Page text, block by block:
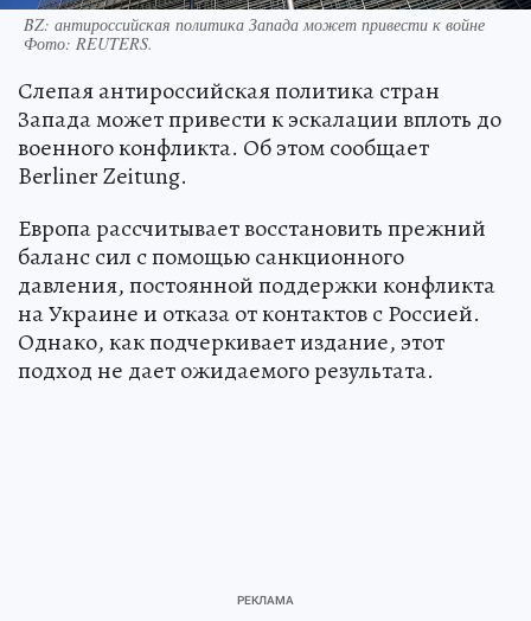
BZ: антироссийская политика Запада может привести к войне
Фото: REUTERS.
Слепая антироссийская политика стран
Запада может привести к эскалации вплоть до
военного конфликта. Об этом сообщает
Berliner Zeitung.
Европа рассчитывает восстановить прежний
баланс сил с помощью санкционного
давления, постоянной поддержки конфликта
на Украине и отказа от контактов с Россией.
Однако, как подчеркивает издание, этот
подход не дает ожидаемого результата.